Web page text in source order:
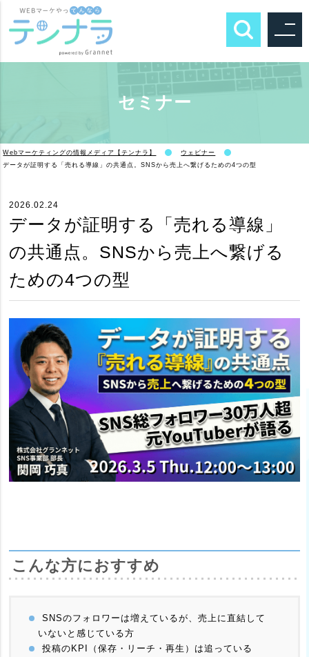
セミナー
Webマーケティングの情報メディア【テンナラ】
ウェビナー
データが証明する「売れる導線」の共通点。SNSから売上へ繋げるための4つの型
2026.02.24
データが証明する「売れる導線」
の共通点。SNSから売上へ繋げる
ための4つの型
こんな方におすすめ
SNSのフォロワーは増えているが、売上に直結して
いないと感じている方
投稿のKPI（保存・リーチ・再生）は追っている